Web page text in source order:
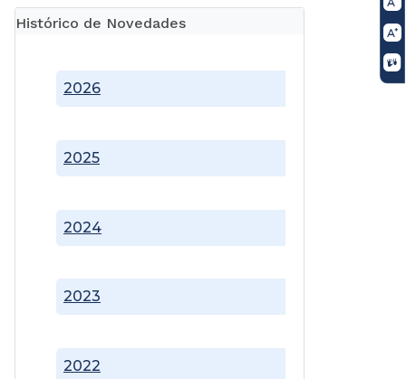
Histórico de Novedades
2022
2023
2024
2025
2026